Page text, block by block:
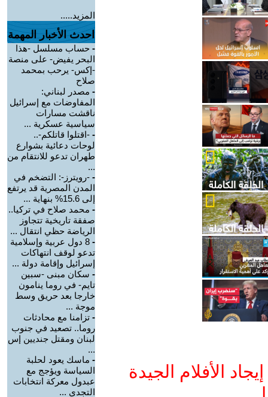
الأفلام الجيدة
المزيد.....
احدث الأخبار المهمة
- حساب مسلسل -هذا
البحر يفيض- على منصة
-إكس- يرحب بمحمد
صلاح
- مصدر لبناني:
المفاوضات مع إسرائيل
ناقشت مسارات
سياسية عسكرية ...
- -اقتلوا قاتلكم-..
لوحات دعائية بشوارع
طهران تدعو للانتقام من
...
- -رويترز-: التضخم في
المدن المصرية قد يرتفع
إلى 15.6% بنهاية ...
- محمد صلاح في تركيا..
صفقة تاريخية تتجاوز
الرياضة حظي انتقال ...
-
8 دول عربية وإسلامية
تدعو لوقف انتهاكات
إسرائيل وإقامة دولة ...
- سكان مبنى -سبين
تايم- في روما ينامون
خارجا بعد حريق وسط
موجة ...
- تزامنا مع محادثات
روما.. تصعيد في جنوب
لبنان ومقتل جنديين إس
...
- ماسك يعود لحلبة
السياسة ويؤجج مع
عبدول معركة انتخابات
التجدي ...